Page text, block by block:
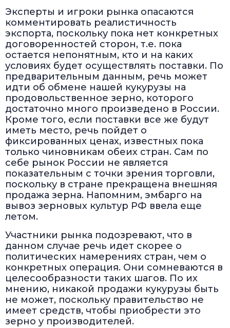
Эксперты и игроки рынка опасаются
комментировать реалистичность
экспорта, поскольку пока нет конкретных
договоренностей сторон, т.е. пока
остается непонятным, кто и на каких
условиях будет осуществлять поставки. По
предварительным данным, речь может
идти об обмене нашей кукурузы на
продовольственное зерно, которого
достаточно много произведено в России.
Кроме того, если поставки все же будут
иметь место, речь пойдет о
фиксированных ценах, известных пока
только чиновникам обеих стран. Сам по
себе рынок России не является
показательным с точки зрения торговли,
поскольку в стране прекращена внешняя
продажа зерна. Напомним, эмбарго на
вывоз зерновых культур РФ ввела еще
летом.
Участники рынка подозревают, что в
данном случае речь идет скорее о
политических намерениях стран, чем о
конкретных операция. Они сомневаются в
целесообразности таких шагов. По их
мнению, никакой продажи кукурузы быть
не может, поскольку правительство не
имеет средств, чтобы приобрести это
зерно у производителей.